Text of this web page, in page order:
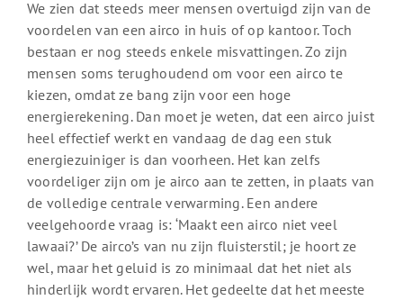
We zien dat steeds meer mensen overtuigd zijn van de
voordelen van een airco in huis of op kantoor. Toch
bestaan er nog steeds enkele misvattingen. Zo zijn
mensen soms terughoudend om voor een airco te
kiezen, omdat ze bang zijn voor een hoge
energierekening. Dan moet je weten, dat een airco juist
heel effectief werkt en vandaag de dag een stuk
energiezuiniger is dan voorheen. Het kan zelfs
voordeliger zijn om je airco aan te zetten, in plaats van
de volledige centrale verwarming. Een andere
veelgehoorde vraag is: ‘Maakt een airco niet veel
lawaai?’ De airco’s van nu zijn fluisterstil; je hoort ze
wel, maar het geluid is zo minimaal dat het niet als
hinderlijk wordt ervaren. Het gedeelte dat het meeste